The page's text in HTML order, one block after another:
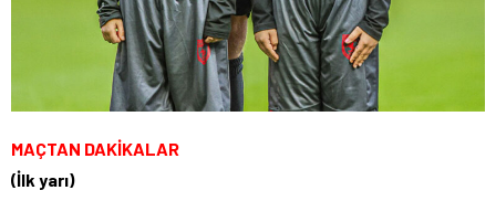
MAÇTAN DAKİKALAR
(İlk yarı)